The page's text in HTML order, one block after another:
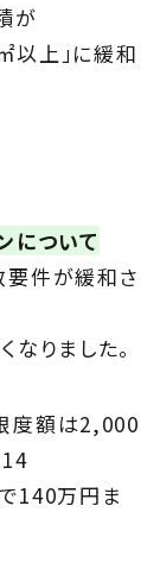
が
以上」に緩和
について
要件が緩和さ
りました。
度額は2,000
140万円ま